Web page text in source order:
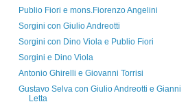
Publio Fiori e mons.Fiorenzo Angelini
Sorgini con Giulio Andreotti
Sorgini con Dino Viola e Publio Fiori
Sorgini e Dino Viola
Antonio Ghirelli e Giovanni Torrisi
Gustavo Selva con Giulio Andreotti e Gianni
Letta